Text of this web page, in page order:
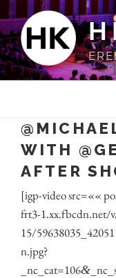
Inhalt
springen
WITH
AFTER
[igp-video src=««
frt3‑1.xx.fbcdn.net/
15/
n.jpg?
_nc_cat=106&